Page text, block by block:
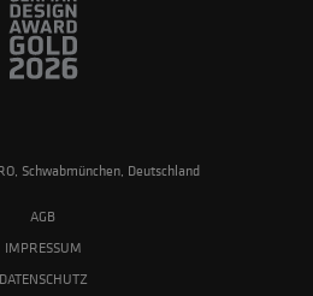
Schwabmünchen, Deutschland
AGB
IMPRESSUM
DATENSCHUTZ